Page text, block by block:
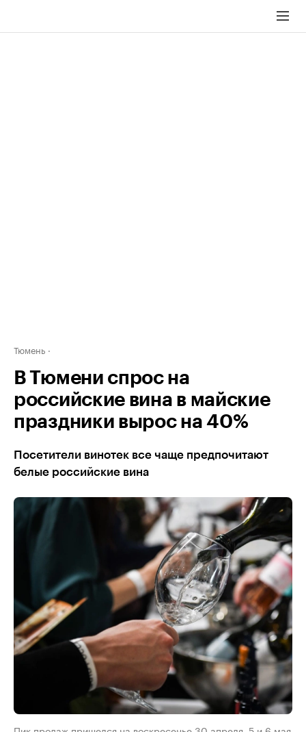
Тюмень
В Тюмени спрос на
российские вина в майские
праздники вырос на 40%
Посетители винотек все чаще предпочитают
белые российские вина